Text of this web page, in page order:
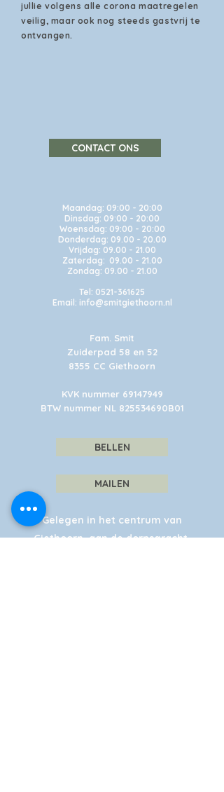
jullie volgens alle corona maatregelen
veilig, maar ook nog steeds gastvrij te
ontvangen.​
CONTACT ONS
Maandag: 09:00 - 20:00
Dinsdag: 09:00 - 20:00
Woensdag: 09:00 - 20:00
Donderdag: 09.00 - 20.00
Vrijdag: 09.00 - 21.00
Zaterdag: 09.00 - 21.00
Zondag: 09.00 - 21.00
Tel: 0521-361625
Email: info@smitgiethoorn.nl
Fam. Smit
Zuiderpad 58 en 52
8355 CC Giethoorn
KVK nummer 69147949
BTW nummer NL 825534690B01
BELLEN
MAILEN
Gelegen in het centrum van
Giethoorn, aan de dorpsgracht.